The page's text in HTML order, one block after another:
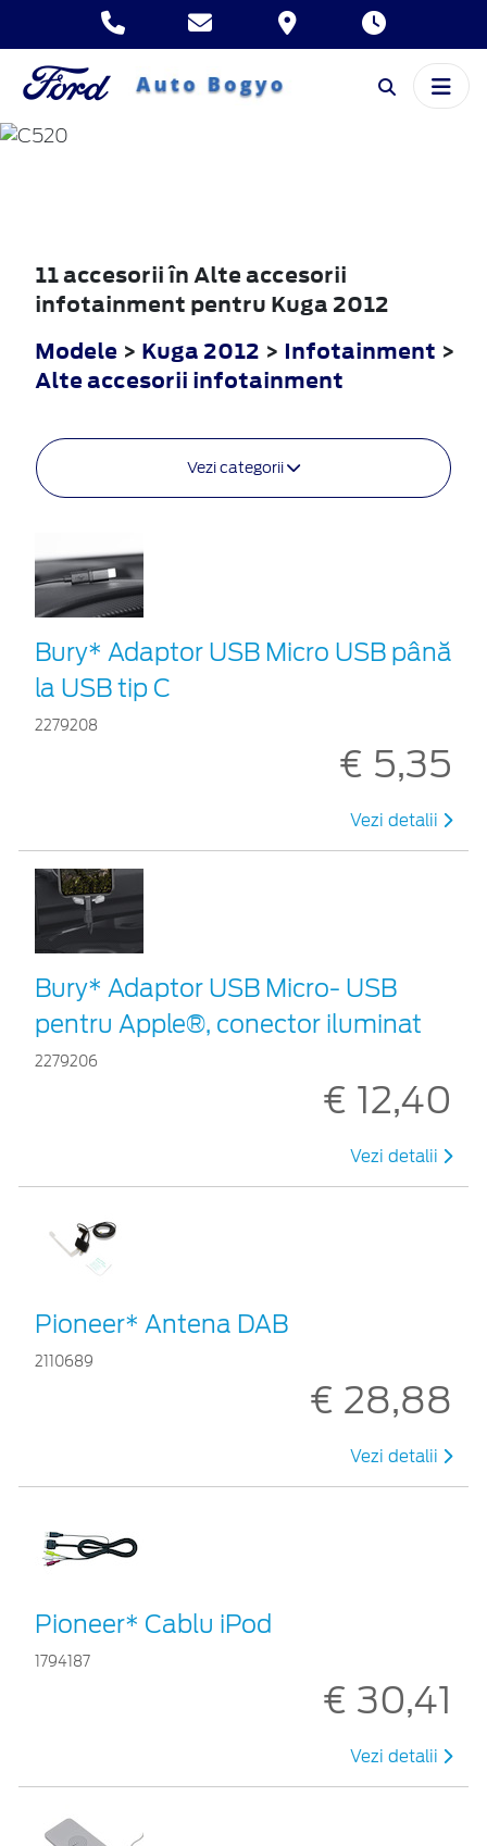
KUGA
11 accesorii în Alte accesorii
infotainment pentru Kuga 2012
Modele > Kuga 2012 > Infotainment >
Alte accesorii infotainment
Vezi categorii
Bury* Adaptor USB Micro USB până
la USB tip C
2279208
€ 5,35
Vezi detalii
Bury* Adaptor USB Micro- USB
pentru Apple®, conector iluminat
2279206
€ 12,40
Vezi detalii
Pioneer* Antena DAB
2110689
€ 28,88
Vezi detalii
Pioneer* Cablu iPod
1794187
€ 30,41
Vezi detalii